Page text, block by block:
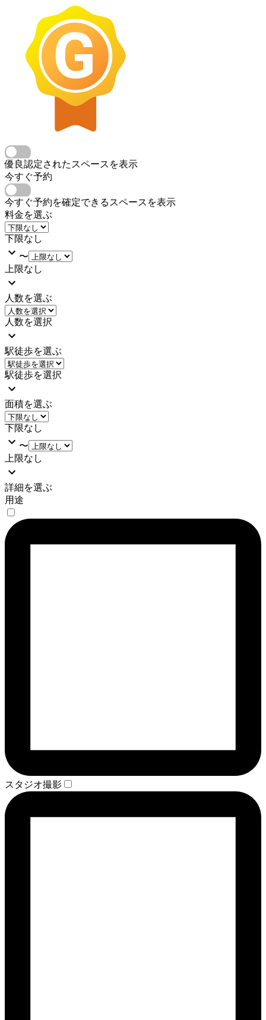
優良認定されたスペースを表示
今すぐ予約
今すぐ予約を確定できるスペースを表示
料金を選ぶ
下限なし
〜
上限なし
人数を選ぶ
人数を選択
駅徒歩を選ぶ
駅徒歩を選択
面積を選ぶ
下限なし
〜
上限なし
詳細を選ぶ
用途
スタジオ撮影